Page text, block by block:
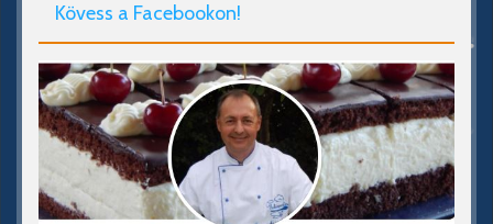
Kövess a Facebookon!